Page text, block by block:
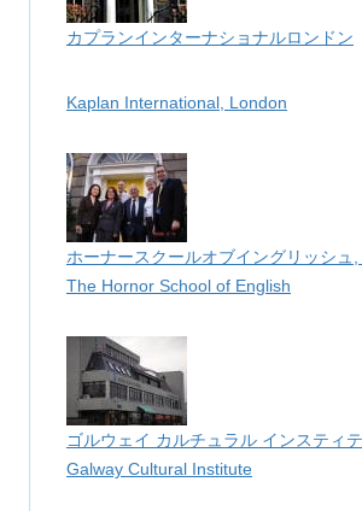
カプランインターナショナルロンドン
Kaplan International, London
ホーナースクールオブイングリッシュ
The Hornor School of English
ゴルウェイ カルチュラル インスティ
Galway Cultural Institute